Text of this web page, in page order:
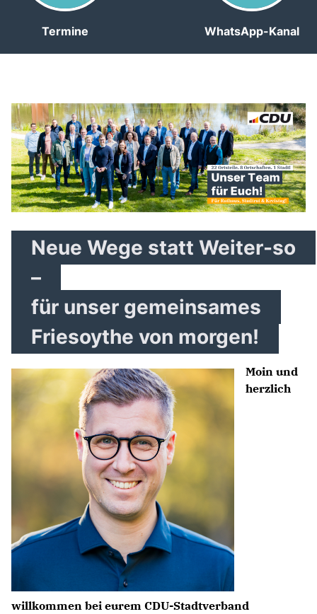
Termine WhatsApp-Kanal
Neue Wege statt Weiter-so
–
für unser gemeinsames
Friesoythe von morgen!
Moin und
herzlich
willkommen bei eurem CDU-Stadtverband